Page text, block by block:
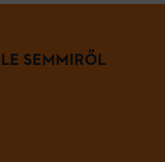
SEMMIRŐL